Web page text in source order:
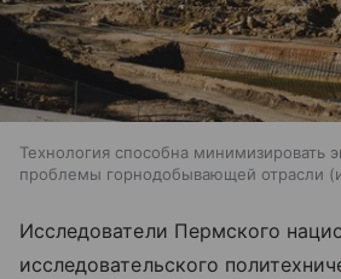
Технология способна минимизировать
проблемы горнодобывающей отрасли
Исследователи Пермского
исследовательского